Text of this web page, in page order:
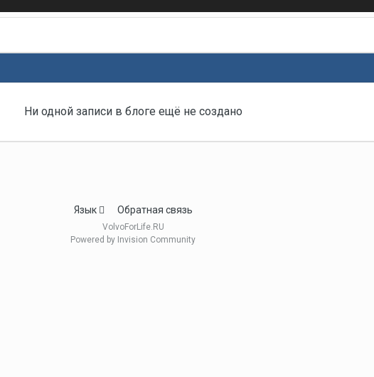
Ни одной записи в блоге ещё не создано
Язык Обратная связь
VolvoForLife.RU
Powered by Invision Community